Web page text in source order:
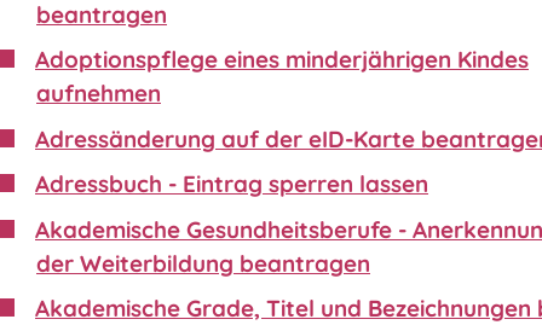
beantragen
Adoptionspflege eines minderjährigen Kindes
aufnehmen
Adressänderung auf der eID-Karte
Adressbuch - Eintrag sperren lassen
Akademische Gesundheitsberufe -
der Weiterbildung beantragen
Akademische Grade, Titel und Bezeichnungen